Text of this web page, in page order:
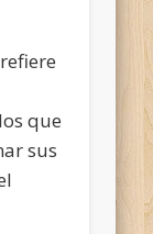
que
sus